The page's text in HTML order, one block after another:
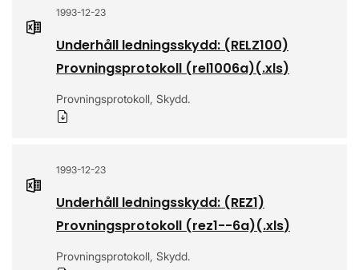
1993-12-23
Underhåll ledningsskydd: (RELZ100)
Provningsprotokoll (rel1006a)(.xls)
Provningsprotokoll, Skydd.
1993-12-23
Underhåll ledningsskydd: (REZ1)
Provningsprotokoll (rez1--6a)(.xls)
Provningsprotokoll, Skydd.